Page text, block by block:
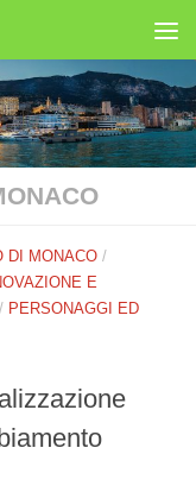
DI MONACO /
E
/ PERSONAGGI ED